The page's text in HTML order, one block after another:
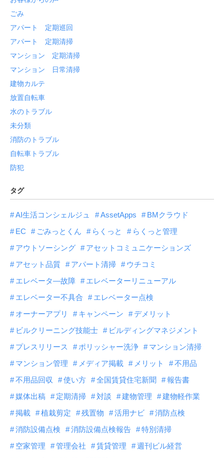
ごみ
アパート 定期巡回
アパート 定期清掃
マンション 定期清掃
マンション 日常清掃
建物カルテ
放置自転車
水のトラブル
未分類
消防のトラブル
自転車トラブル
防犯
タグ
AI生活コンシェルジュ AssetApps
BMクラウド
EC
ごみっとくん らくっと
らくっと管理
アウトソーシング
アセットコミュニケーションズ
アセット品質
アパート清掃
ウチコミ
エレベータ―故障
エレベーターリニューアル
エレベーター不具合
エレベーター点検
オーナーアプリ
キャンペーン
デメリット
ビルクリーニング技能士
ビルディングマネジメント
プレスリリース
ポリッシャー洗浄
マンション清掃
マンション管理
メディア掲載 メリット
不用品
不用品回収
使い方 全国賃貸住宅新聞
報告書
媒体出稿
定期清掃 対談 建物管理
建物軽作業
掲載
植栽剪定 残置物 活用ナビ
消防点検
消防設備点検
消防設備点検報告
特別清掃
空家管理
管理会社 賃貸管理
週刊ビル経営